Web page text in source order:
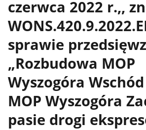
czerwca 2022 r.,,
sprawie
„Rozbudowa MOP
Wyszogóra
MOP Wyszogóra
pasie drogi